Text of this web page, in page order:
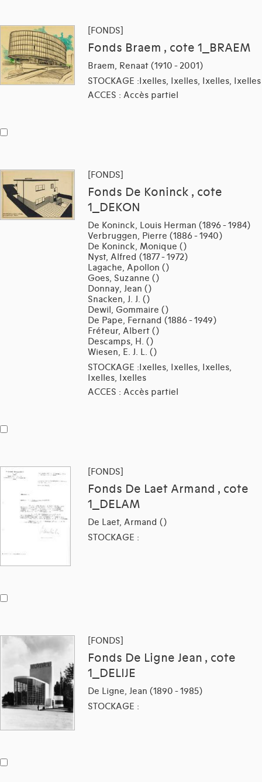
[FONDS]
Fonds Braem , cote 1_BRAEM
Braem, Renaat (1910 - 2001)
STOCKAGE :Ixelles, Ixelles, Ixelles, Ixelles
ACCES : Accès partiel
[FONDS]
Fonds De Koninck , cote
1_DEKON
De Koninck, Louis Herman (1896 - 1984)
Verbruggen, Pierre (1886 - 1940)
De Koninck, Monique ()
Nyst, Alfred (1877 - 1972)
Lagache, Apollon ()
Goes, Suzanne ()
Donnay, Jean ()
Snacken, J. J. ()
Dewil, Gommaire ()
De Pape, Fernand (1886 - 1949)
Fréteur, Albert ()
Descamps, H. ()
Wiesen, E. J. L. ()
STOCKAGE :Ixelles, Ixelles, Ixelles,
Ixelles, Ixelles
ACCES : Accès partiel
[FONDS]
Fonds De Laet Armand , cote
1_DELAM
De Laet, Armand ()
STOCKAGE :
[FONDS]
Fonds De Ligne Jean , cote
1_DELIJE
De Ligne, Jean (1890 - 1985)
STOCKAGE :